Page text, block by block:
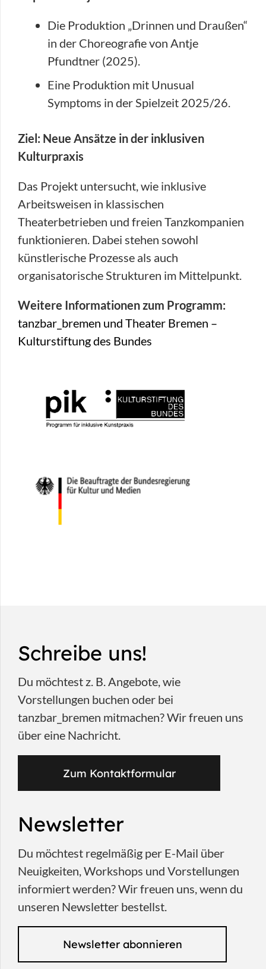
Die Produktion „Drinnen und Draußen“
in der Choreografie von Antje
Pfundtner (2025).
Eine Produktion mit Unusual
Symptoms in der Spielzeit 2025/26.
Ziel: Neue Ansätze in der inklusiven
Kulturpraxis
Das Projekt untersucht, wie inklusive
Arbeitsweisen in klassischen
Theaterbetrieben und freien Tanzkompanien
funktionieren. Dabei stehen sowohl
künstlerische Prozesse als auch
organisatorische Strukturen im Mittelpunkt.
Weitere Informationen zum Programm:
tanzbar_bremen und Theater Bremen –
Kulturstiftung des Bundes
Schreibe uns!
Du möchtest z. B. Angebote, wie
Vorstellungen buchen oder bei
tanzbar_bremen mitmachen? Wir freuen uns
über eine Nachricht.
Zum Kontaktformular
Newsletter
Du möchtest regelmäßig per E-Mail über
Neuigkeiten, Workshops und Vorstellungen
informiert werden? Wir freuen uns, wenn du
unseren Newsletter bestellst.
Newsletter abonnieren